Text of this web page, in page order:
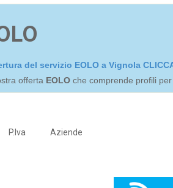
del servizio EOLO a Vignola
offerta EOLO che comprende profili per
P.Iva Aziende